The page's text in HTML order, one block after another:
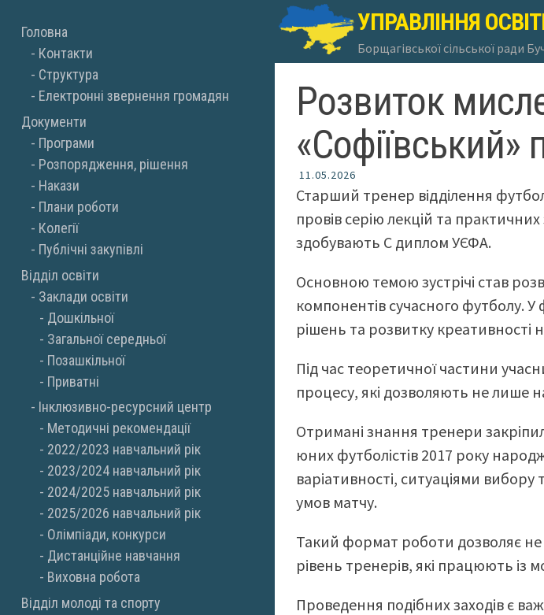
content
Головна
Контакти
Структура
Електронні звернення громадян
Документи
Програми
Розпорядження, рішення
Накази
Плани роботи
Колегії
Публічні закупівлі
Відділ освіти
Заклади освіти
Дошкільної
Загальної середньої
Позашкільної
Приватні
Інклюзивно-ресурсний центр
Методичні рекомендації
2022/2023 навчальний рік
2023/2024 навчальний рік
2024/2025 навчальний рік
2025/2026 навчальний рік
Олімпіади, конкурси
Дистанційне навчання
Виховна робота
Відділ молоді та спорту
УПРАВЛІННЯ
Борщагівської сільської ради
Розвиток
«Софіївський»
11.05.2026
Старший тренер відділення
провів серію лекцій та
здобувають С диплом УЄФА.
Основною темою зустрічі став
компонентів сучасного футболу.
рішень та розвитку креативності
Під час теоретичної частини
процесу, які дозволяють не лише
Отримані знання тренери
юних футболістів 2017 року
варіативності, ситуаціями
умов матчу.
Такий формат роботи дозволяє
рівень тренерів, які працюють із
Проведення подібних заходів є